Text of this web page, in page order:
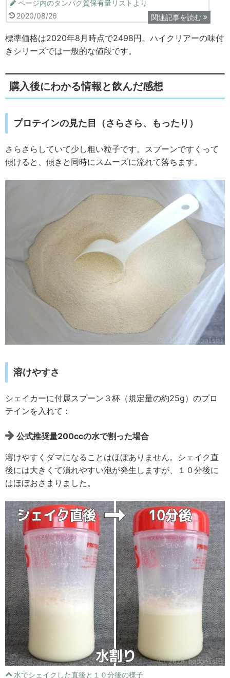
ページ内のタンパク質保有量リストより
2020/08/26
関連記事を読む
標準価格は2020年8月時点で2498円。ハイクリアーの味付
きシリーズでは一般的な値段です。
購入後にわかる情報と飲んだ感想
プロテインの見た目（さらさら、もったり）
さらさらしていて少し粗い粒子です。スプーンですくって
傾けると、傾きと同時にスムーズに流れて落ちます。
溶けやすさ
シェイカーに付属スプーン３杯（規定量の約25g）のプロ
テインを入れて：
公式推奨量200ccの水で割った場合
溶けやすくダマになることはほぼありません。シェイク直
後には大きくて潰れやすい泡が発生しますが、１０分後に
はほぼおさまりました。
水でシェイクした直後と１０分後の様子